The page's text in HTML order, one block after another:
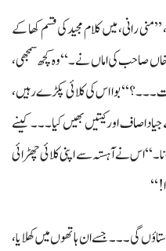
رانی، میں کلام مجید کی قسم کھا کے
صاحب کی اماں نے۔‘‘ وہ کچھ سمجھی،
بوا اس کی کلائی پکڑے رہیں،
صاف اور کیتیں بھیں کیا۔۔۔ کینے
‘‘اس نے آہستہ سے اپنی کلائی چھڑائی
گی۔۔۔ جسے ان ہاتھوں میں کھلایا،